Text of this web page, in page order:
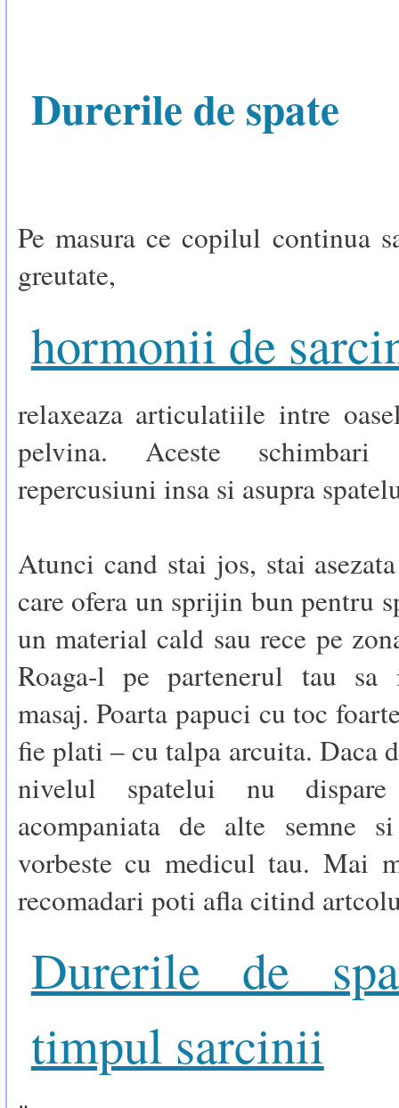
Durerile de spate
Pe masura ce copilul continua
greutate,
hormonii de
relaxeaza articulatiile intre
pelvina. Aceste
repercusiuni insa si asupra
Atunci cand stai jos, stai
care ofera un sprijin bun pentru
un material cald sau rece pe
Roaga-l pe partenerul tau
masaj. Poarta papuci cu toc
fie plati – cu talpa arcuita. Daca
nivelul spatelui nu
acompaniata de alte semne
vorbeste cu medicul tau. Mai
recomadari poti afla citind
Durerile de
timpul sarcinii